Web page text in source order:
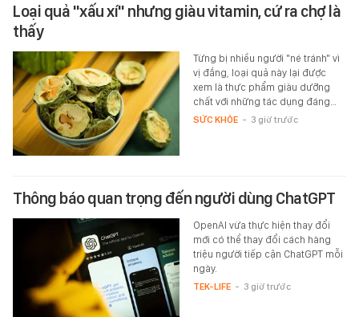
Loại quả "xấu xí" nhưng giàu vitamin, cứ ra chợ là
thấy
Từng bị nhiều người "né tránh" vì
vị đắng, loại quả này lại được
xem là thực phẩm giàu dưỡng
chất với những tác dụng đáng…
SỨC KHỎE - 3 giờ trước
Thông báo quan trọng đến người dùng ChatGPT
OpenAI vừa thực hiện thay đổi
mới có thể thay đổi cách hàng
triệu người tiếp cận ChatGPT mỗi
ngày.
TEK-LIFE - 3 giờ trước